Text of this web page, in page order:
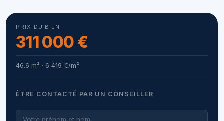
PRIX DU BIEN
311 000 €
46.6 m² · 6 419 €/m²
ÊTRE CONTACTÉ PAR UN CONSEILLER